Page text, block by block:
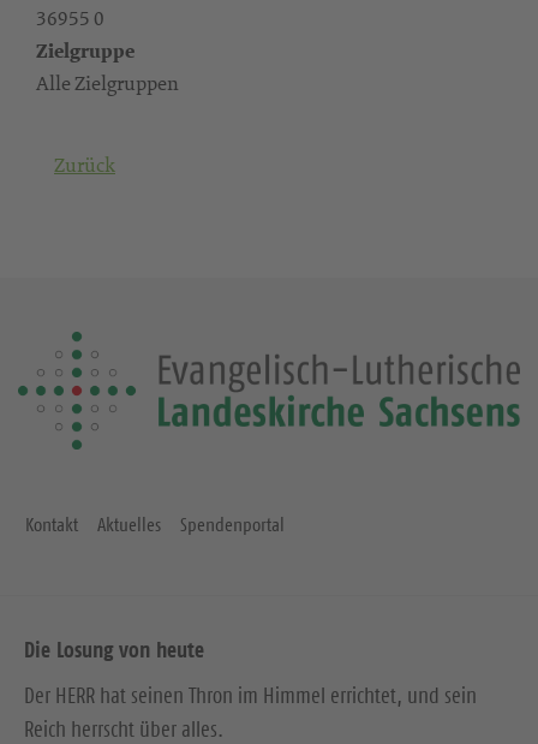
36955 0
Zielgruppe
Alle Zielgruppen
Zurück
Kontakt Aktuelles Spendenportal
Die Losung von heute
Der HERR hat seinen Thron im Himmel errichtet, und sein
Reich herrscht über alles.